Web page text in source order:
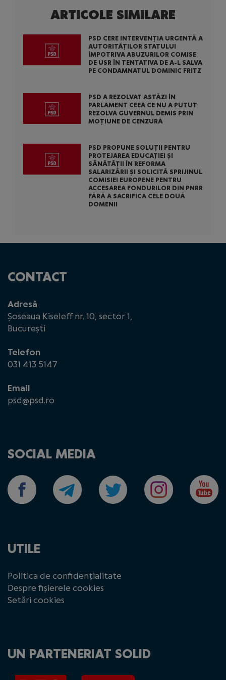
ARTICOLE SIMILARE
PSD CERE INTERVENȚIA URGENTĂ A
AUTORITĂȚILOR STATULUI
ÎMPOTRIVA ABUZURILOR COMISE
DE USR ÎN TENTATIVA DE A-L SALVA
PE CONDAMNATUL DOMINIC FRITZ
PSD A REZOLVAT ASTĂZI ÎN
PARLAMENT CEEA CE NU A PUTUT
REZOLVA GUVERNUL DEMIS PRIN
MOȚIUNE DE CENZURĂ
PSD PROPUNE SOLUȚII PENTRU
PROTEJAREA EDUCAȚIEI ȘI
SĂNĂTĂȚII ÎN REFORMA
SALARIZĂRII ȘI SOLICITĂ SPRIJINUL
COMISIEI EUROPENE PENTRU
ACCESAREA FONDURILOR DIN PNRR
FĂRĂ A SACRIFICA CELE DOUĂ
DOMENII
CONTACT
Adresă
Șoseaua Kiseleff nr. 10, sector 1,
București
Telefon
031 413 5147
Email
psd@psd.ro
SOCIAL MEDIA
UTILE
Politica de confidențialitate
Despre fișierele cookies
Setări cookies
UN PARTENERIAT SOLID